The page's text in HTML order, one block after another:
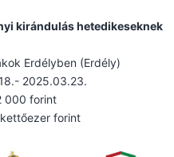
kirándulás hetedikeseknek
Erdélyben (Erdély)
2025.03.23.
000 forint
forint